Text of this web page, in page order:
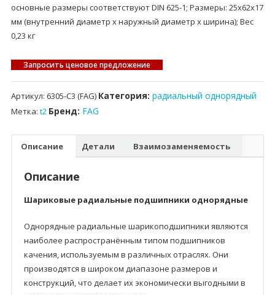
основные размеры соответствуют DIN 625-1; Размеры: 25x62x17
мм (внутренний диаметр x наружный диаметр x ширина); Вес
0,23 кг
Запросить ценовое предложение
Артикул: 6305-C3 (FAG) Категория: радиальный однорядный
Метка: t2 Бренд: FAG
Описание Детали Взаимозаменяемость
Описание
Шариковые радиальные подшипники однорядные
Однорядные радиальные шарикоподшипники являются
наиболее распространённым типом подшипников
качения, используемым в различных отраслях. Они
производятся в широком диапазоне размеров и
конструкций, что делает их экономически выгодными в